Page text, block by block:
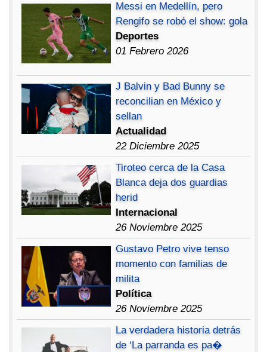
Messi en Medellín, pero
Rengifo se robó el show: gola
Deportes
01 Febrero 2026
J Balvin y Bad Bunny se
reconcilian en México y
sellan
Actualidad
22 Diciembre 2025
Tiroteo cerca de la Casa
Blanca deja dos guardias
herid
Internacional
26 Noviembre 2025
Gustavo Petro vive tenso
momento con familias de
milita
Política
26 Noviembre 2025
La verdadera historia detrás
de ‘La parranda es pa�